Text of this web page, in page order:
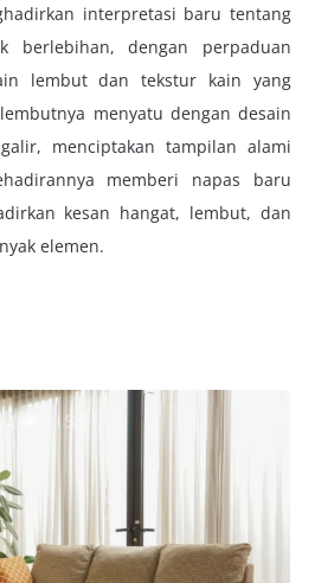
interpretasi baru tentang
berlebihan, dengan perpaduan
lembut dan tekstur kain yang
menyatu dengan desain
menciptakan tampilan alami
memberi napas baru
kesan hangat, lembut, dan
elemen.